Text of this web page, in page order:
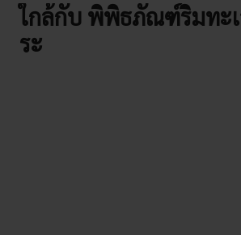
ใกล้กับ พิพิธภัณฑ์ริมทะ
ระ